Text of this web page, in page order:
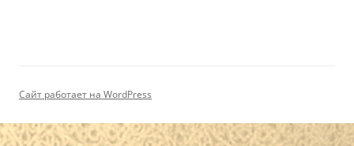
Сайт работает на WordPress